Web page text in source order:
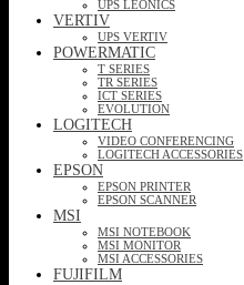
UPS LEONICS
VERTIV
UPS VERTIV
POWERMATIC
T SERIES
TR SERIES
ICT SERIES
EVOLUTION
LOGITECH
VIDEO CONFERENCING
LOGITECH ACCESSORIES
EPSON
EPSON PRINTER
EPSON SCANNER
MSI
MSI NOTEBOOK
MSI MONITOR
MSI ACCESSORIES
FUJIFILM